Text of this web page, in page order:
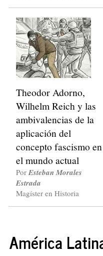
Theodor Adorno,
Wilhelm Reich y las
ambivalencias de la
aplicación del
concepto fascismo en
el mundo actual
PorEsteban Morales
Estrada
Magíster en Historia
América